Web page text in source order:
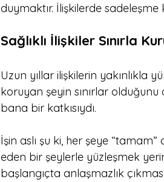
duymaktır. İlişkilerde sadeleşme
Sağlıklı İlişkiler Sınırla
Uzun yıllar ilişkilerin yakınlıkla
koruyan şeyin sınırlar
bana bir katkısıydı.
İşin aslı şu ki, her şeye
eden bir şeylerle yüzleşmek
başlangıçta anlaşmazlık